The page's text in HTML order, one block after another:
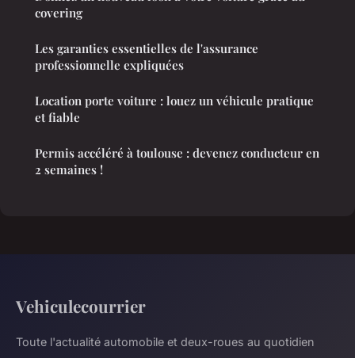
covering
Les garanties essentielles de l'assurance
professionnelle expliquées
Location porte voiture : louez un véhicule pratique
et fiable
Permis accéléré à toulouse : devenez conducteur en
2 semaines !
Vehiculecourrier
Toute l'actualité automobile et deux-roues au quotidien